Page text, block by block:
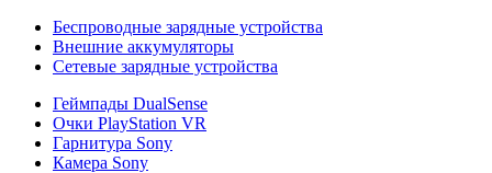
Беспроводные зарядные устройства
Внешние аккумуляторы
Сетевые зарядные устройства
Геймпады DualSense
Очки PlayStation VR
Гарнитура Sony
Камера Sony